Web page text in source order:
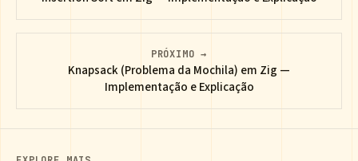
PRÓXIMO →
Knapsack (Problema da Mochila) em Zig —
Implementação e Explicação